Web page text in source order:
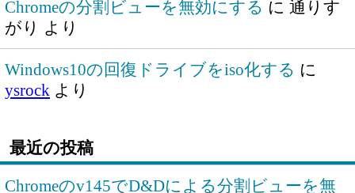
Chromeの分割ビューを無効にする に 通りす
がり より
Windows10の回復ドライブをiso化する に
ysrock より
最近の投稿
Chromeのv145でD&Dによる分割ビューを無